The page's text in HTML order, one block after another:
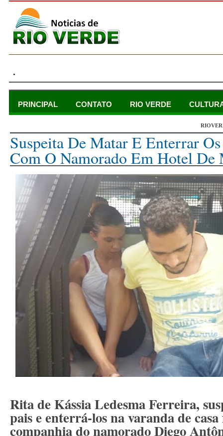
.
PRINCIPAL CONTATO RIO VERDE
Suspeita De Matar E Enterrar
Com O Namorado Em Hotel De
Rita de Kássia Ledesma Ferreira,
pais e enterrá-los na varanda de
companhia do namorado Diego